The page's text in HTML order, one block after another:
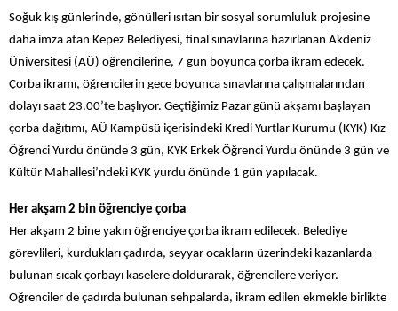
Soğuk kış günlerinde, gönülleri ısıtan bir sosyal sorumluluk projesine
daha imza atan Kepez Belediyesi, final sınavlarına hazırlanan Akdeniz
Üniversitesi (AÜ) öğrencilerine, 7 gün boyunca çorba ikram edecek.
Çorba ikramı, öğrencilerin gece boyunca sınavlarına çalışmalarından
dolayı saat 23.00’te başlıyor. Geçtiğimiz Pazar günü akşamı başlayan
çorba dağıtımı, AÜ Kampüsü içerisindeki Kredi Yurtlar Kurumu (KYK) Kız
Öğrenci Yurdu önünde 3 gün, KYK Erkek Öğrenci Yurdu önünde 3 gün ve
Kültür Mahallesi’ndeki KYK yurdu önünde 1 gün yapılacak.
Her akşam 2 bin öğrenciye çorba
Her akşam 2 bine yakın öğrenciye çorba ikram edilecek. Belediye
görevlileri, kurdukları çadırda, seyyar ocakların üzerindeki kazanlarda
bulunan sıcak çorbayı kaselere doldurarak, öğrencilere veriyor.
Öğrenciler de çadırda bulunan sehpalarda, ikram edilen ekmekle birlikte